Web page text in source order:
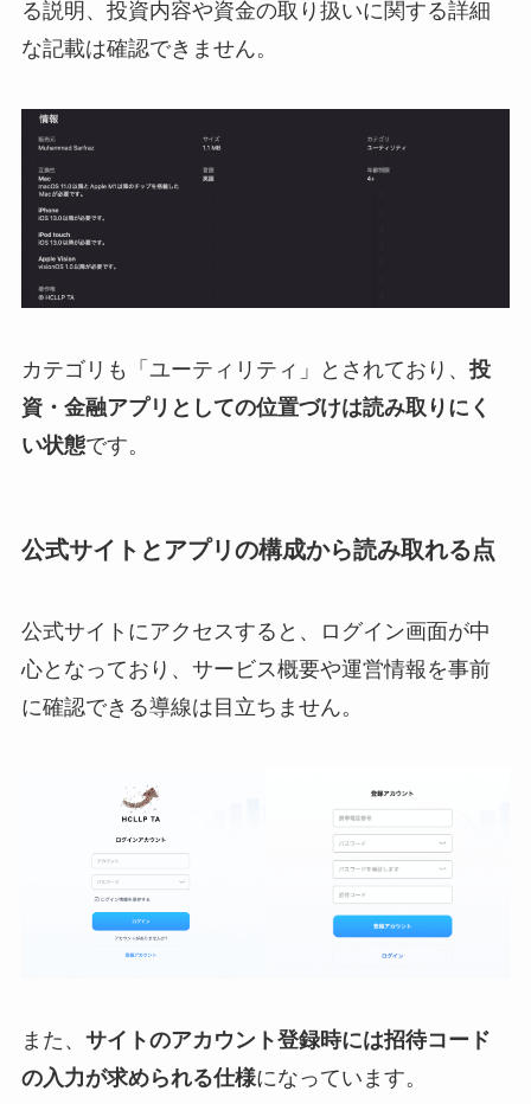
る説明、投資内容や資金の取り扱いに関する詳細
な記載は確認できません。
カテゴリも「ユーティリティ」とされており、 投
資・金融アプリとしての位置づけは読み取りにく
い状態です。
公式サイトとアプリの構成から読み取れる点
公式サイトにアクセスすると、ログイン画面が中
心となっており、サービス概要や運営情報を事前
に確認できる導線は目立ちません。
また、 サイトのアカウント登録時には招待コード
の入力が求められる仕様になっています。